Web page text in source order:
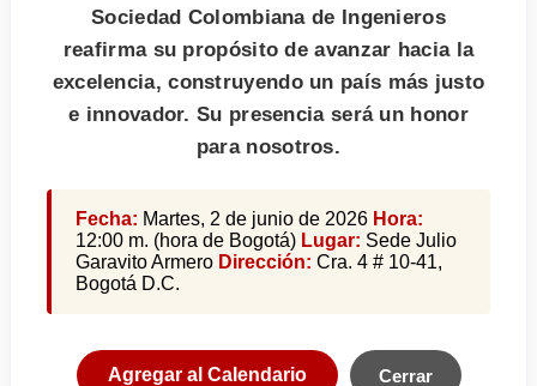
Sociedad Colombiana de Ingenieros
reafirma su propósito de avanzar hacia la
excelencia, construyendo un país más justo
e innovador. Su presencia será un honor
para nosotros.
Fecha: Martes, 2 de junio de 2026 Hora:
12:00 m. (hora de Bogotá) Lugar: Sede Julio
Garavito Armero Dirección: Cra. 4 # 10-41,
Bogotá D.C.
Agregar al Calendario Cerrar